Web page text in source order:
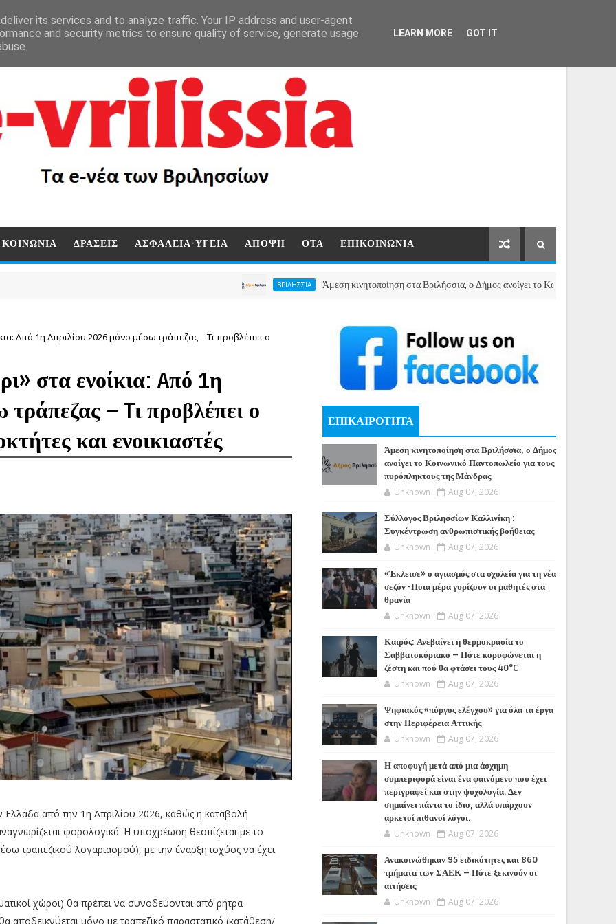
ΚΟΙΝΩΝΙΑ ΔΡΑΣΕΙΣ ΑΣΦΑΛΕΙΑ-ΥΓΕΙΑ ΑΠΟΨΗ ΟΤΑ ΕΠΙΚΟΙΝΩΝΙΑ
ΒΡΙΛΗΣΣΙΑ Άμεση κινητοποίηση στα Βριλήσσια, ο Δήμος ανοίγει το Κοινωνικό Παντοπωλείο
Aπό 1η Απριλίου 2026 μόνο μέσω τράπεζας – Tι προβλέπει ο
στα ενοίκια: Aπό 1η
– Tι προβλέπει ο
και ενοικιαστές
Ελλάδα από την 1η Απριλίου 2026, καθώς η καταβολή
φορολογικά. Η υποχρέωση θεσπίζεται με το
τραπεζικού λογαριασμού), με την έναρξη ισχύος να έχει
χώροι) θα πρέπει να συνοδεύονται από ρήτρα
αποδεικνύεται μόνο με τραπεζικό παραστατικό (κατάθεση/
ΕΠΙΚΑΙΡΟΤΗΤΑ
Άμεση κινητοποίηση στα Βριλήσσια, ο Δήμος
ανοίγει το Κοινωνικό Παντοπωλείο για τους
πυρόπληκτους της Μάνδρας
Unknown Aug 07, 2026
Σύλλογος Βριλησσίων Καλλινίκη :
Συγκέντρωση ανθρωπιστικής βοήθειας
Unknown Aug 07, 2026
«Έκλεισε» ο αγιασμός στα σχολεία για τη νέα
σεζόν -Ποια μέρα γυρίζουν οι μαθητές στα
θρανία
Unknown Aug 07, 2026
Καιρός: Ανεβαίνει η θερμοκρασία το
Σαββατοκύριακο – Πότε κορυφώνεται η
ζέστη και πού θα φτάσει τους 40°C
Unknown Aug 07, 2026
Ψηφιακός «πύργος ελέγχου» για όλα τα έργα
στην Περιφέρεια Αττικής
Unknown Aug 07, 2026
Η αποφυγή μετά από μια άσχημη
συμπεριφορά είναι ένα φαινόμενο που έχει
περιγραφεί και στην ψυχολογία. Δεν
σημαίνει πάντα το ίδιο, αλλά υπάρχουν
αρκετοί πιθανοί λόγοι.
Unknown Aug 07, 2026
Ανακοινώθηκαν 95 ειδικότητες και 860
τμήματα των ΣΑΕΚ – Πότε ξεκινούν οι
αιτήσεις
Unknown Aug 07, 2026
its services and to analyze traffic. Your IP address and user-agent
and security metrics to ensure quality of service, generate usage
LEARN MORE GOT IT